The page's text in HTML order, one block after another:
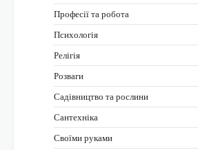
Професії та робота
Психологія
Релігія
Розваги
Садівництво та рослини
Сантехніка
Своїми руками